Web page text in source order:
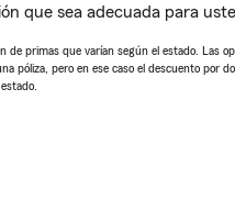
que sea adecuada para
de primas que varían según el estado. Las
póliza, pero en ese caso el descuento por